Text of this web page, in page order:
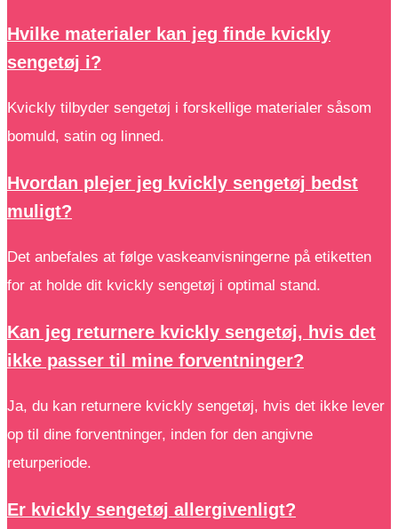
Hvilke materialer kan jeg finde kvickly
sengetøj i?
Kvickly tilbyder sengetøj i forskellige materialer såsom
bomuld, satin og linned.
Hvordan plejer jeg kvickly sengetøj bedst
muligt?
Det anbefales at følge vaskeanvisningerne på etiketten
for at holde dit kvickly sengetøj i optimal stand.
Kan jeg returnere kvickly sengetøj, hvis det
ikke passer til mine forventninger?
Ja, du kan returnere kvickly sengetøj, hvis det ikke lever
op til dine forventninger, inden for den angivne
returperiode.
Er kvickly sengetøj allergivenligt?